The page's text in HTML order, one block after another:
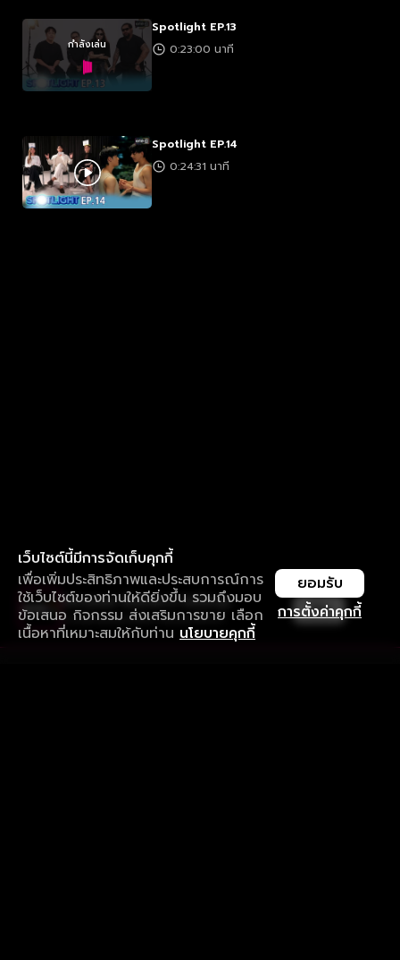
กำลังเล่น
Spotlight EP.13
0:23:00 นาที
Spotlight EP.14
0:24:31 นาที
เว็บไซต์นี้มีการจัดเก็บคุกกี้
เพื่อเพิ่มประสิทธิภาพและประสบการณ์การ
ใช้เว็บไซต์ของท่านให้ดียิ่งขึ้น รวมถึงมอบ
ข้อเสนอ กิจกรรม ส่งเสริมการขาย เลือก
เนื้อหาที่เหมาะสมให้กับท่าน นโยบายคุกกี้
การตั้งค่าคุกกี้
ยอมรับ
ใช้งานแอป ลื่นไหลกว่า ไม่มีสะดุด
ดาวน์โหลดแอปเพื่อการรับชมที่ดีกว่า เปิด